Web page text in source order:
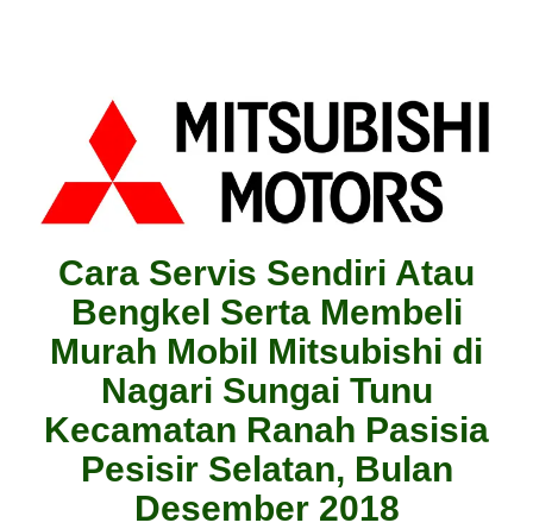
Cara Servis Sendiri Atau
Bengkel Serta Membeli
Murah Mobil Mitsubishi di
Nagari Sungai Tunu
Kecamatan Ranah Pasisia
Pesisir Selatan, Bulan
Desember 2018